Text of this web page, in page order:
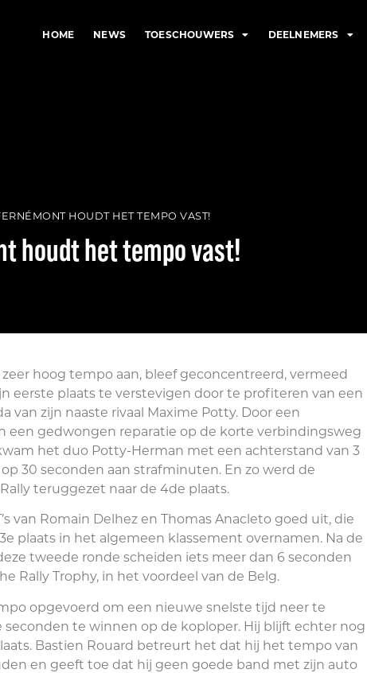
HOME NEWS TOESCHOUWERS DEELNEMERS
HOUDT HET TEMPO VAST!
houdt het tempo vast!
hoog tempo aan, bleef geconcentreerd, vermeed
eerste plaats te verstevigen door te profiteren van een
van zijn naaste rivaal Maxime Potty. Door een
een gedwongen reparatie op de korte verbindingsweg
het duo Potty-Herman met een achterstand van 3
30 seconden aan strafminuten. En zo werd de
teruggezet naar de 4de plaats.
van Romain Delhez en Thomas Anacleto goed uit, die
plaats in het algemeen klassement overnamen. Na de
tweede ronde scheiden iets meer dan 6 seconden
Rally Trophy, in het voordeel van de Belg.
opgevoerd om een nieuwe snelste tijd neer te
te winnen op de koploper. Hij blijft echter nog
Bastien Rouard betreurt het dat hij het tempo van
en geeft toe dat hij geen goede band met zijn auto